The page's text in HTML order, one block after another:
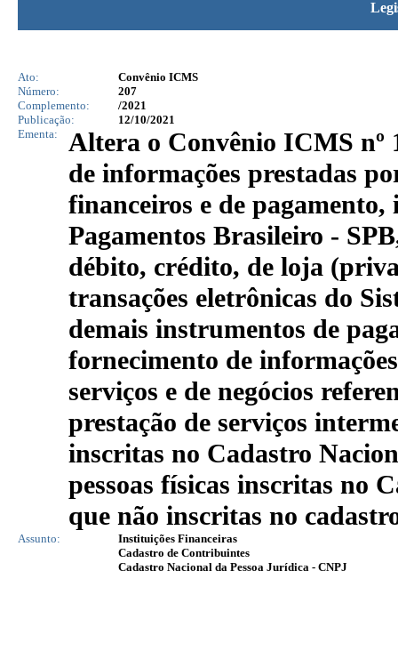
Ato:
Convênio ICMS
Número:
207
Complemento:
/2021
Publicação:
12/10/2021
Ementa:
Altera o Convênio ICMS nº
de informações prestadas
financeiros e de
Pagamentos Brasileiro -
débito, crédito, de loja
transações eletrônicas do
demais instrumentos de
fornecimento de
serviços e de negócios
prestação de serviços
inscritas no Cadastro
pessoas físicas inscritas no
que não inscritas no
Assunto:
Instituições Financeiras
Cadastro de Contribuintes
Cadastro Nacional da Pessoa Jurídica - CNPJ